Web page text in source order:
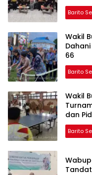
Barito
Wakil
66
Barito
Wakil
dan
Barito